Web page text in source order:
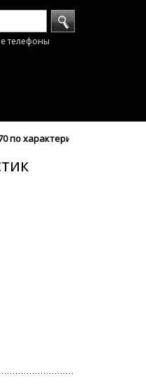
телефоны
по характеристикам -